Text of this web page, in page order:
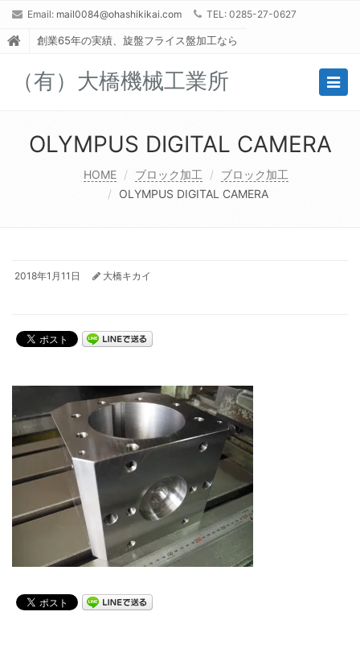
Email: mail0084@ohashikikai.com TEL: 0285-27-0627
創業65年の実績、旋盤フライス盤加工なら
（有）大橋機械工業所
OLYMPUS DIGITAL CAMERA
HOME ブロック加工
ブロック加工
OLYMPUS DIGITAL CAMERA
2018年1月11日 大橋キカイ